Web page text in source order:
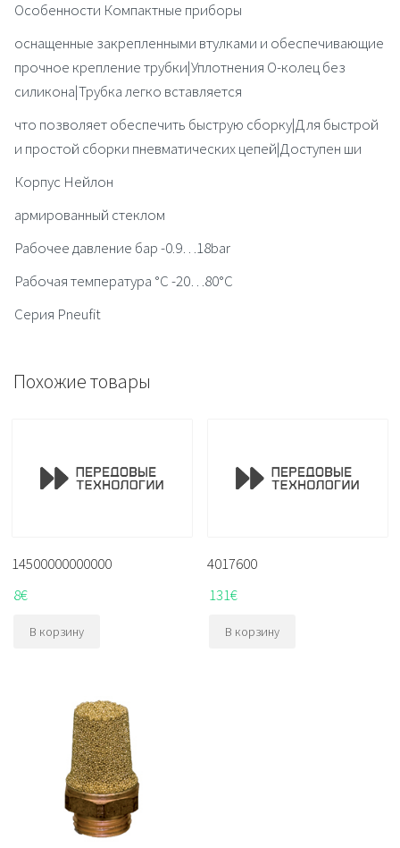
Особенности Компактные приборы
оснащенные закрепленными втулками и обеспечивающие
прочное крепление трубки|Уплотнения О-колец без
силикона|Трубка легко вставляется
что позволяет обеспечить быструю сборку|Для быстрой
и простой сборки пневматических цепей|Доступен ши
Корпус Нейлон
армированный стеклом
Рабочее давление бар -0.9…18bar
Рабочая температура °C -20…80°C
Серия Pneufit
Похожие товары
14500000000000
8€
В корзину
4017600
131€
В корзину